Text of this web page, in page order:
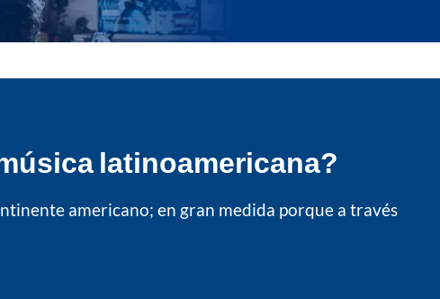
latinoamericana?
americano; en gran medida porque a través